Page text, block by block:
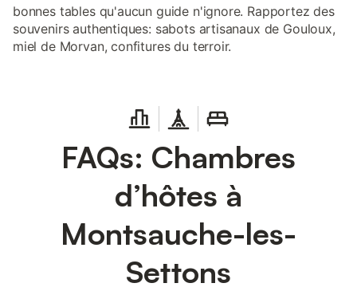
bonnes tables qu'aucun guide n'ignore. Rapportez des
souvenirs authentiques: sabots artisanaux de Gouloux,
miel de Morvan, confitures du terroir.
FAQs: Chambres
d’hôtes à
Montsauche-les-
Settons